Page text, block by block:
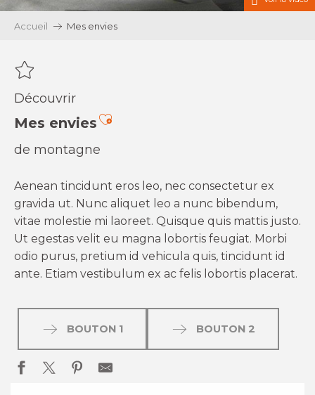
Accueil Mes envies
Découvrir
Mes enviesAjouter aux favoris
de montagne
Aenean tincidunt eros leo, nec consectetur ex
gravida ut. Nunc aliquet leo a nunc bibendum,
vitae molestie mi laoreet. Quisque quis mattis justo.
Ut egestas velit eu magna lobortis feugiat. Morbi
odio purus, pretium id vehicula quis, tincidunt id
ante. Etiam vestibulum ex ac felis lobortis placerat.
BOUTON 1 BOUTON 2